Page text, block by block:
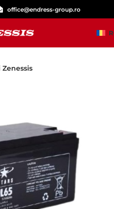
office@endress-group.ro
Zenessis